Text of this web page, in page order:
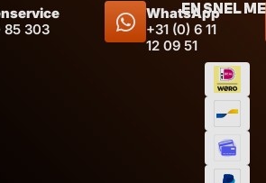
85 303
WhatsApp
+31 (0) 6 11
12 09 51
EN SNEL